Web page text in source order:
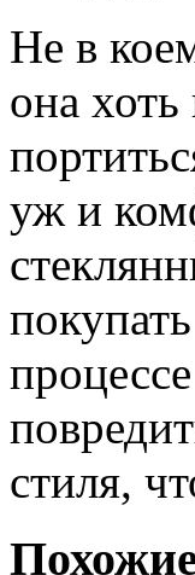
Не в
она хоть
уж и
стиля,